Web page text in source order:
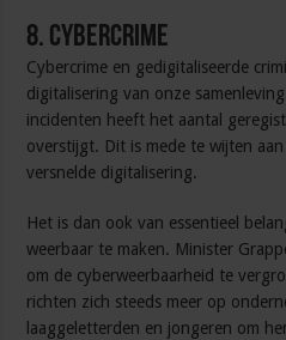
8. Cybercrime
Cybercrime en gedigitaliseerde
digitalisering van onze
incidenten heeft het aantal
overstijgt. Dit is mede te wijten
versnelde digitalisering.
Het is dan ook van essentieel
weerbaar te maken. Minister
om de cyberweerbaarheid te
richten zich steeds meer op
laaggeletterden en jongeren om